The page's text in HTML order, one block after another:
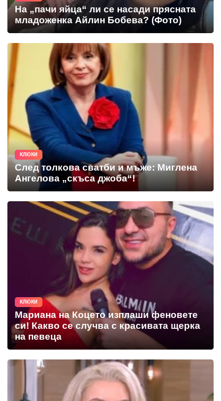
На „пачи яйца“ ли се насади прясната
младоженка Айлин Бобева? (Фото)
КЛЮКИ
След толкова сватби и мъже: Миглена
Ангелова „скъса джоба“!
КЛЮКИ
Мариана на Коцето изплаши феновете
си! Какво се случва с красивата щерка
на певеца